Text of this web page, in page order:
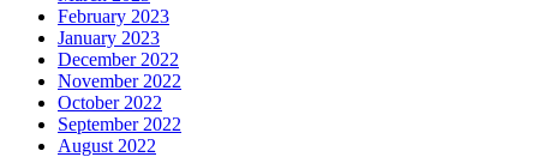
February 2023
January 2023
December 2022
November 2022
October 2022
September 2022
August 2022